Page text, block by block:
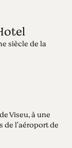
siècle de la
Viseu, à une
de l'aéroport de